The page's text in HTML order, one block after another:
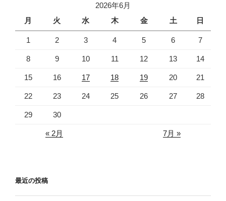
2026年6月
月
火 水 木 金 土 日
1 2 3 4 5 6 7
8 9 10 11 12 13 14
15 16 17 18 19 20 21
22 23 24 25 26 27 28
29 30
« 2月 7月 »
最近の投稿